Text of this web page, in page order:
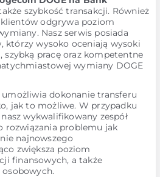
szybkość transakcji. Również
klientów odgrywa poziom
Nasz serwis posiada
którzy wysoko oceniają wysoki
szybką pracę oraz kompetentne
wymiany DOGE
dokonanie transferu
jak to możliwe. W przypadku
wykwalifikowany zespół
rozwiązania problemu jak
najnowszego
zwiększa poziom
finansowych, a także